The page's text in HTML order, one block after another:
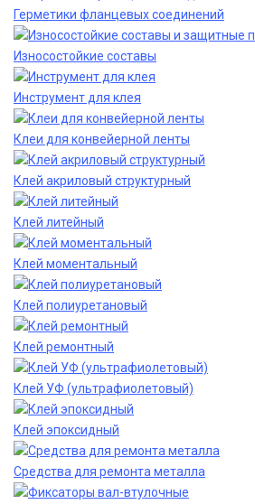
Герметики фланцевых соединений
Износостойкие составы
Инструмент для клея
Клеи для конвейерной ленты
Клей акриловый структурный
Клей литейный
Клей моментальный
Клей полиуретановый
Клей ремонтный
Клей УФ (ультрафиолетовый)
Клей эпоксидный
Средства для ремонта металла